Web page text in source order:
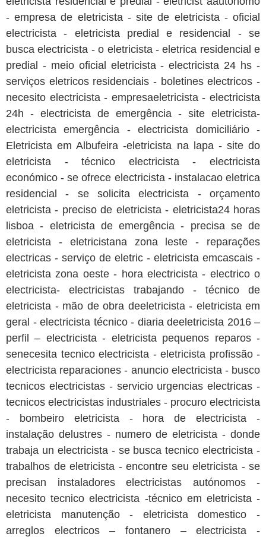
- empresa de eletricista - site de eletricista - oficial
electricista - eletricista predial e residencial - se
busca electricista - o eletricista - eletrica residencial e
predial - meio oficial eletricista - electricista 24 hs -
serviços eletricos residenciais - boletines electricos -
necesito electricista - empresaeletricista - electricista
24h - electricista de emergência - site eletricista-
electricista emergência - electricista domiciliário -
Eletricista em Albufeira -eletricista na lapa - site do
eletricista - técnico electricista - electricista
económico - se ofrece electricista - instalacao eletrica
residencial - se solicita electricista - orçamento
eletricista - preciso de eletricista - eletricista24 horas
lisboa - eletricista de emergência - precisa se de
eletricista - eletricistana zona leste - reparações
electricas - serviço de eletric - eletricista emcascais -
eletricista zona oeste - hora electricista - electrico o
electricista- electricistas trabajando - técnico de
eletricista - mão de obra deeletricista - eletricista em
geral - electricista técnico - diaria deeletricista 2016 –
perfil – electricista - eletricista pequenos reparos -
senecesita tecnico electricista - eletricista profissão -
electricista reparaciones - anuncio electricista - busco
tecnicos electricistas - servicio urgencias electricas -
tecnicos electricistas industriales - procuro electricista
- bombeiro eletricista - hora de electricista -
instalação delustres - numero de eletricista - donde
trabaja un electricista - se busca tecnico electricista -
trabalhos de eletricista - encontre seu eletricista - se
precisan instaladores electricistas autónomos -
necesito tecnico electricista -técnico em eletricista -
eletricista manutenção - eletricista domestico -
arreglos electricos – fontanero – electricista -